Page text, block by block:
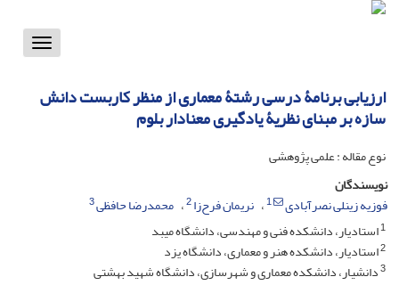
Toggle
ارزیابی برنامۀ درسی رشتۀ معماری از منظر کاربست دانش
سازه بر مبنای نظریۀ یادگیری معنادار بلوم
نوع مقاله : علمی پژوهشی
نویسندگان
فوزیه زینلی نصرآبادی
1 نریمان فرح‌زا2 محمدرضا حافظی3
1استادیار، دانشکده فنی و مهندسی، دانشگاه میبد
2استادیار، دانشکده هنر و معماری، دانشگاه یزد
3دانشیار، دانشکده معماری و شهرسازی، دانشگاه شهید بهشتی